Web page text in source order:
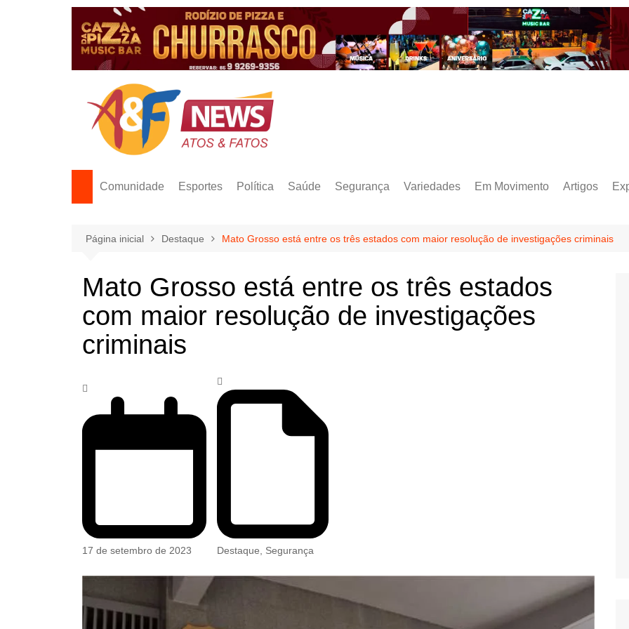
Comunidade Esportes Política Saúde Segurança Variedades Em Movimento Artigos
Página inicial Destaque Mato Grosso está entre os três estados com maior resolução de investigações criminais
Mato Grosso está entre os três estados
com maior resolução de investigações
criminais
17 de setembro de 2023 Destaque Segurança